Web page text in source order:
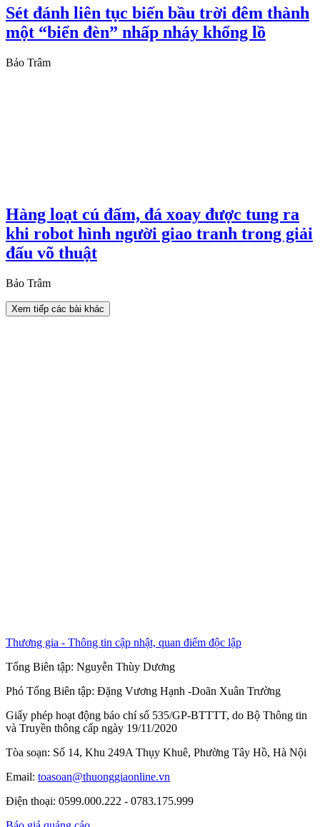
Sét đánh liên tục biến bầu trời đêm thành
một “biển đèn” nhấp nháy khổng lồ
Bảo Trâm
Hàng loạt cú đấm, đá xoay được tung ra
khi robot hình người giao tranh trong giải
đấu võ thuật
Bảo Trâm
Xem tiếp các bài khác
Thương gia - Thông tin cập nhật, quan điểm độc lập
Tổng Biên tập: Nguyễn Thùy Dương
Phó Tổng Biên tập: Đặng Vương Hạnh -Doãn Xuân Trường
Giấy phép hoạt động báo chí số 535/GP-BTTTT, do Bộ Thông tin
và Truyền thông cấp ngày 19/11/2020
Tòa soạn: Số 14, Khu 249A Thụy Khuê, Phường Tây Hồ, Hà Nội
Email: toasoan@thuonggiaonline.vn
Điện thoại: 0599.000.222 - 0783.175.999